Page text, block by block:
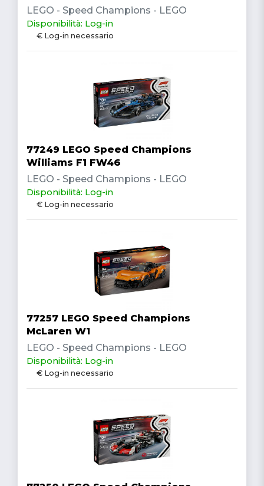
LEGO - Speed Champions - LEGO
Disponibilità: Log-in
€ Log-in necessario
77249 LEGO Speed Champions
Williams F1 FW46
LEGO - Speed Champions - LEGO
Disponibilità: Log-in
€ Log-in necessario
77257 LEGO Speed Champions
McLaren W1
LEGO - Speed Champions - LEGO
Disponibilità: Log-in
€ Log-in necessario